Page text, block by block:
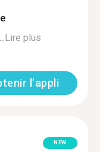
Lire plus
l'appli
NEW